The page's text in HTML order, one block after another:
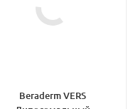
Beraderm VERS